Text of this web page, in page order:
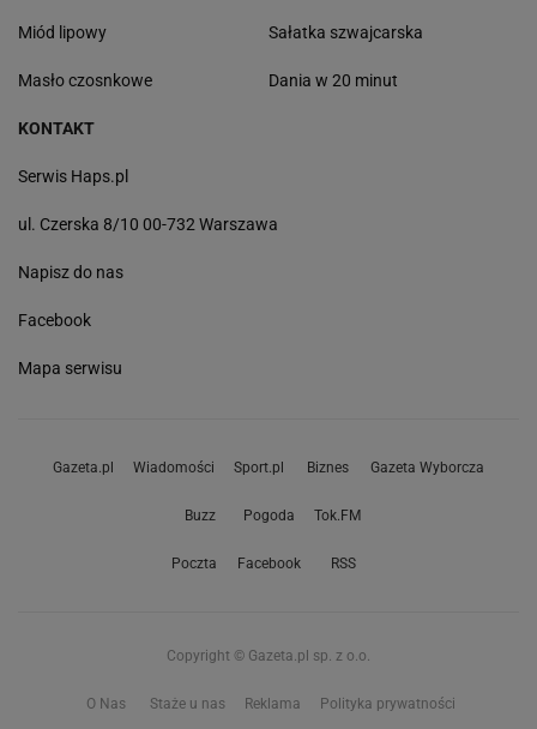
Miód lipowy
Masło czosnkowe
Sałatka szwajcarska
Dania w 20 minut
KONTAKT
Serwis Haps.pl
ul. Czerska 8/10 00-732 Warszawa
Napisz do nas
Facebook
Mapa serwisu
Gazeta.pl Wiadomości Sport.pl Biznes Gazeta Wyborcza
Buzz Pogoda Tok.FM
Poczta Facebook RSS
Copyright © Gazeta.pl sp. z o.o.
O Nas Staże u nas Reklama Polityka prywatności